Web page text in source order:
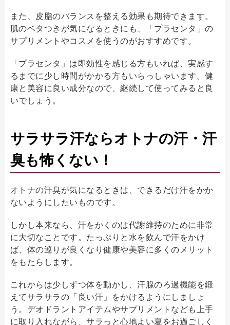
また、皮脂のバランスを整える効果も期待できます。
肌のベタつきが気になるときにも、「プラセンタ」の
サプリメントやコスメを使うのがおすすめです。
「プラセンタ」は即効性を感じる方もいれば、実感す
るまでに少し時間がかかる方もいらっしゃいます。健
康と美容に良い成分なので、継続して使ってみると良
いでしょう。
サラサラ汗ならオトナの汗・汗
臭も怖くない！
オトナの汗臭が気になるときは、できるだけ汗をかか
ないようにしたいものです。
しかし本来なら、汗をかくのは代謝維持のために非常
に大切なことです。たっぷりと水を飲んで汗をかけ
ば、体の巡りが良くなり健康や美容に多くのメリット
をもたらします。
これからは少しずつ体を動かし、汗腺のろ過機能を鍛
えてサラサラの「良い汗」をかけるようにしましょ
う。デオドラントアイテムやサプリメントなども上手
に取り入れながら、サラっと心地よい夏をお過ごしく